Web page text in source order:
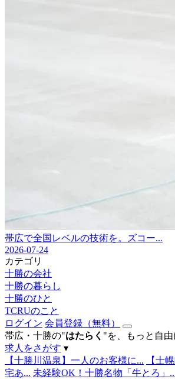
帯広で全国レベルの技術を。ズコー...
2026-07-24
カテゴリ
十勝の会社
十勝の暮らし
十勝のひと
TCRUのこと
ログイン 会員登録（無料）
帯広・十勝の"はたらく "を、もっと自由
求人をさがす ▾
【十勝川温泉】一人のお客様に...
【士
宅あ... 未経験OK！十勝名物「牛とろ」